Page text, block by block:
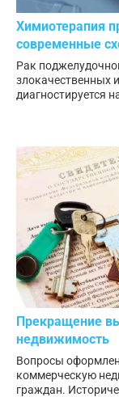
Химиотерапия
современные
Рак
злокачественных
диагностируется
Прекращение
недвижимость
Вопросы
коммерческую
граждан.